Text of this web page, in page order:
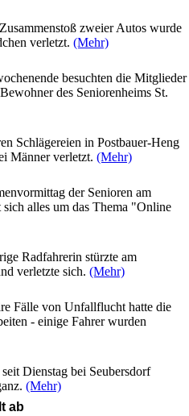
zweier Autos wurde
verletzt. (Mehr)
besuchten die Mitglieder
des Seniorenheims St.
Schlägereien in Postbauer-Heng
Männer verletzt. (Mehr)
der Senioren am
alles um das Thema "Online
Radfahrerin stürzte am
verletzte sich. (Mehr)
Fälle von Unfallflucht hatte die
- einige Fahrer wurden
Dienstag bei Seubersdorf
(Mehr)
ab